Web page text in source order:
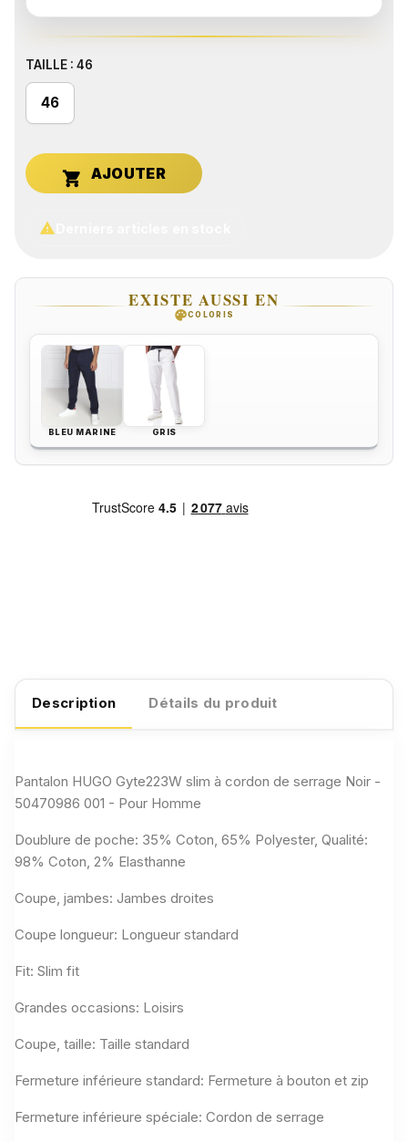
TAILLE : 46
46


EXISTE AUSSI EN
paletteCOLORIS
BLEU MARINE GRIS
Description Détails du produit
Pantalon HUGO Gyte223W slim à cordon de serrage Noir -
50470986 001 - Pour Homme
Doublure de poche: 35% Coton, 65% Polyester, Qualité:
98% Coton, 2% Elasthanne
Coupe, jambes: Jambes droites
Coupe longueur: Longueur standard
Fit: Slim fit
Grandes occasions: Loisirs
Coupe, taille: Taille standard
Fermeture inférieure standard: Fermeture à bouton et zip
Fermeture inférieure spéciale: Cordon de serrage